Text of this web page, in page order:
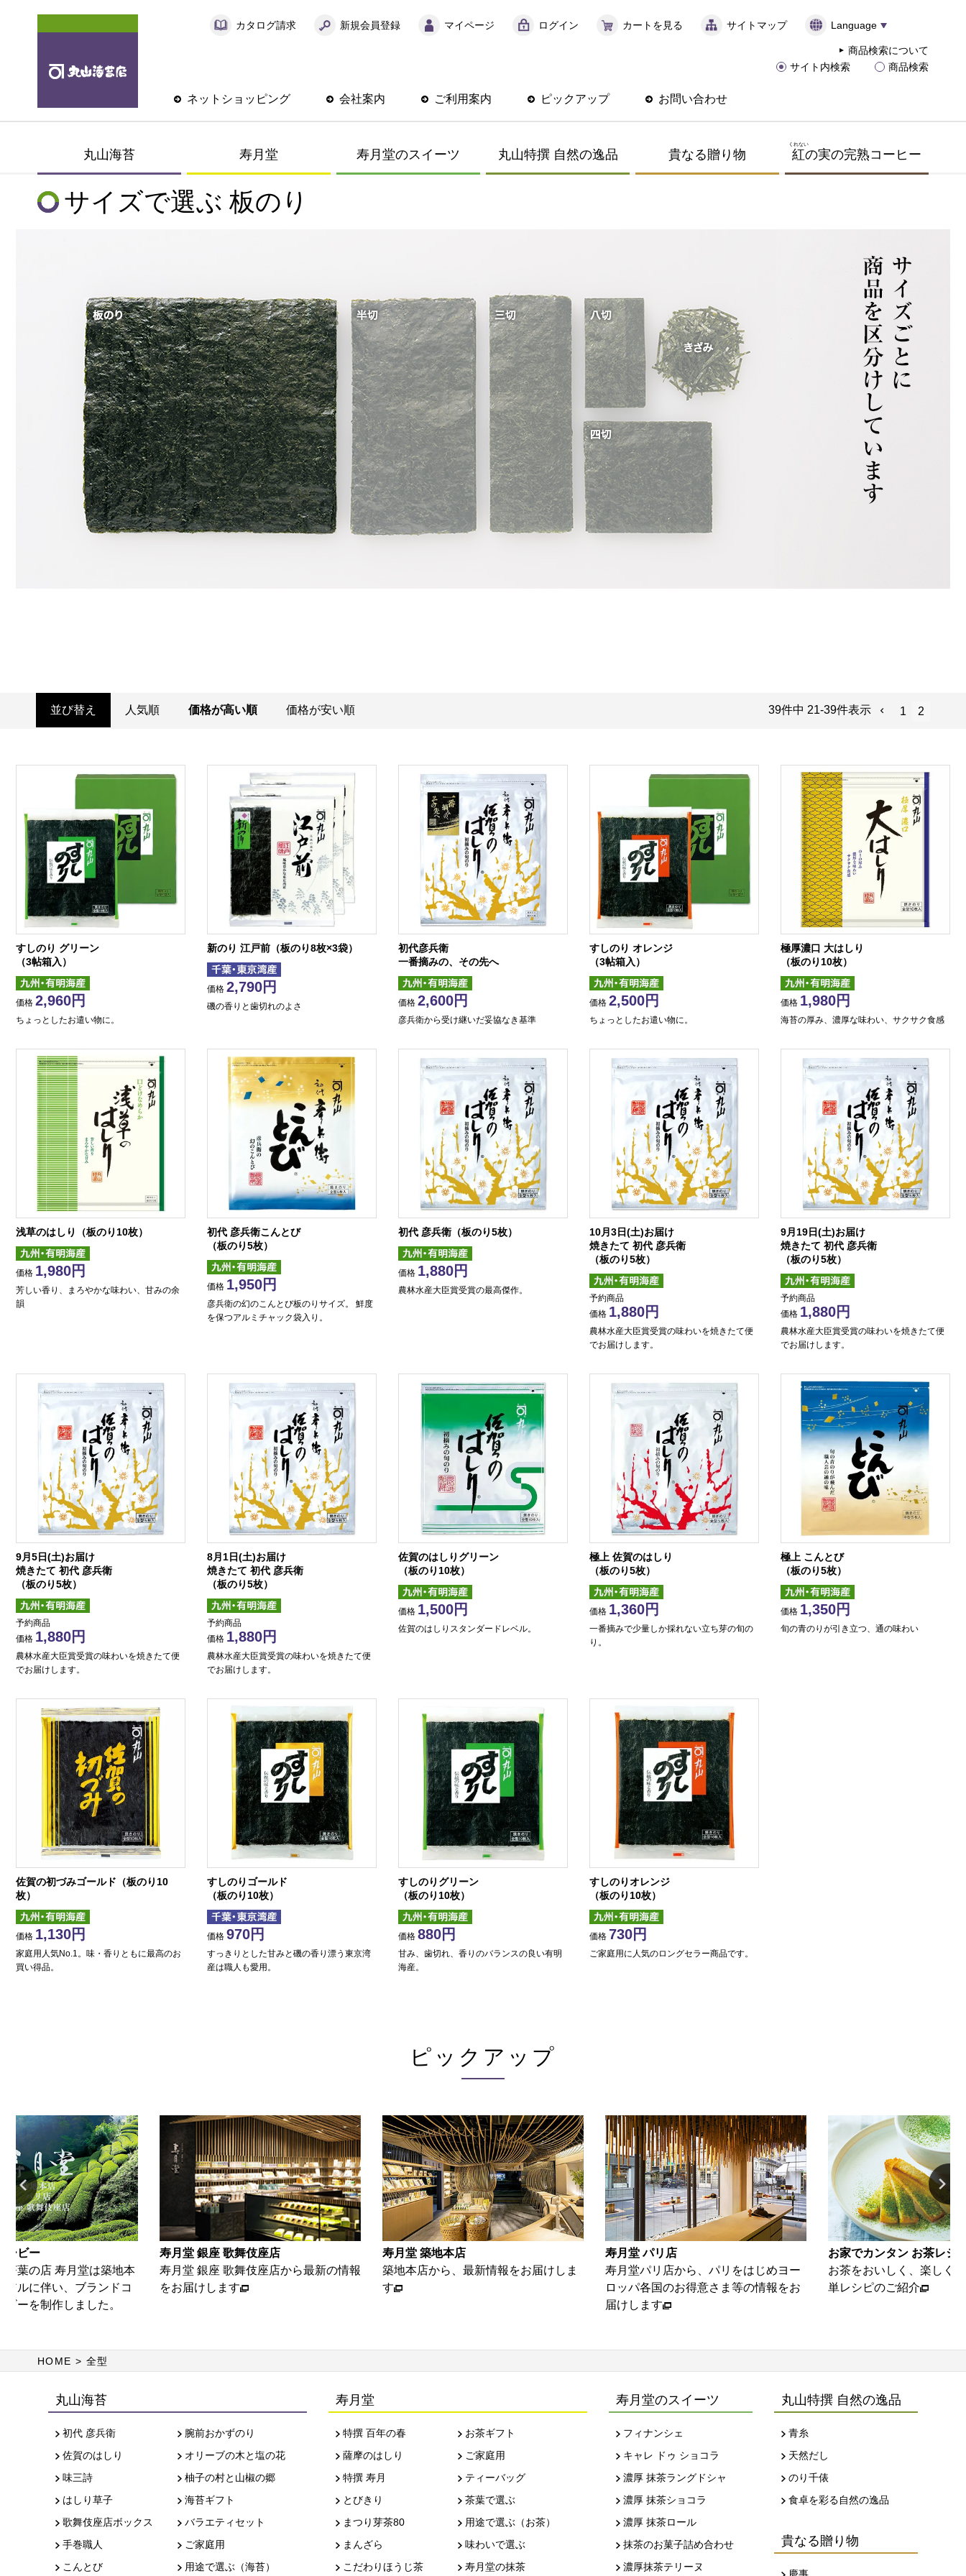
カタログ請求 新規会員登録 マイページ ログイン カートを見る サイトマップ Language
ネットショッピング 会社案内 ご利用案内 ピックアップ お問い合わせ
商品検索について
サイト内検索
商品検索
丸山海苔 寿月堂 寿月堂のスイーツ 丸山特撰 自然の逸品 貴なる贈り物 紅
くれない
の実の完熟コーヒー
サイズで選ぶ 板のり
並び替え 人気順 価格が高い順 価格が安い順 39件中 21-39件表示 1 2
すしのり グリーン
（3帖箱入）
価格 2,960
ちょっとしたお遣い物に。
新のり 江戸前（板のり8枚×3袋）
価格 2,790
磯の香りと歯切れのよさ
初代彦兵衛
一番摘みの、その先へ
価格 2,600
彦兵衛から受け継いだ妥協なき基準
すしのり オレンジ
（3帖箱入）
価格 2,500
ちょっとしたお遣い物に。
極厚濃口 大はしり
（板のり10枚）
価格 1,980
海苔の厚み、濃厚な味わい、サクサク食感
浅草のはしり（板のり10枚）
価格 1,980
芳しい香り、まろやかな味わい、甘みの余
韻
初代 彦兵衛こんとび
（板のり5枚）
価格 1,950
彦兵衛の幻のこんとび板のりサイズ。 鮮度
を保つアルミチャック袋入り。
初代 彦兵衛（板のり5枚）
価格 1,880
農林水産大臣賞受賞の最高傑作。
10月3日(土)お届け
焼きたて 初代 彦兵衛
（板のり5枚）
予約商品
価格 1,880
農林水産大臣賞受賞の味わいを焼きたて便
でお届けします。
9月19日(土)お届け
焼きたて 初代 彦兵衛
（板のり5枚）
予約商品
価格 1,880
農林水産大臣賞受賞の味わいを焼きたて便
でお届けします。
9月5日(土)お届け
焼きたて 初代 彦兵衛
（板のり5枚）
予約商品
価格 1,880
農林水産大臣賞受賞の味わいを焼きたて便
でお届けします。
8月1日(土)お届け
焼きたて 初代 彦兵衛
（板のり5枚）
予約商品
価格 1,880
農林水産大臣賞受賞の味わいを焼きたて便
でお届けします。
佐賀のはしりグリーン
（板のり10枚）
価格 1,500
佐賀のはしりスタンダードレベル。
極上 佐賀のはしり
（板のり5枚）
価格 1,360
一番摘みで少量しか採れない立ち芽の旬の
り。
極上 こんとび
（板のり5枚）
価格 1,350
旬の青のりが引き立つ、通の味わい
佐賀の初づみゴールド（板のり10
枚）
価格 1,130
家庭用人気No.1。味・香りともに最高のお
買い得品。
すしのりゴールド
（板のり10枚）
価格 970
すっきりとした甘みと磯の香り漂う東京湾
産は職人も愛用。
すしのりグリーン
（板のり10枚）
価格 880
甘み、歯切れ、香りのバランスの良い有明
海産。
すしのりオレンジ
（板のり10枚）
価格 730
ご家庭用に人気のロングセラー商品です。
ピックアップ
ービー
茶葉の店 寿月堂は築地本
アルに伴い、ブランドコ
ビーを制作しました。
寿月堂 銀座 歌舞伎座店
寿月堂 銀座 歌舞伎座店から最新の情報
をお届けします
寿月堂 築地本店
築地本店から、最新情報をお届けしま
す
寿月堂 パリ店
寿月堂パリ店から、パリをはじめヨー
ロッパ各国のお得意さま等の情報をお
届けします
お家でカンタン お茶レシ
お茶をおいしく、楽しく
単レシピのご紹介
HOME 全型
丸山海苔
初代 彦兵衛
佐賀のはしり
味三詩
はしり草子
歌舞伎座店ボックス
手巻職人
こんとび
腕前おかずのり
オリーブの木と塩の花
柚子の村と山椒の郷
海苔ギフト
バラエティセット
ご家庭用
用途で選ぶ（海苔）
寿月堂
特撰 百年の春
薩摩のはしり
特撰 寿月
とびきり
まつり芽茶80
まんざら
こだわりほうじ茶
お茶ギフト
ご家庭用
ティーバッグ
茶葉で選ぶ
用途で選ぶ（お茶）
味わいで選ぶ
寿月堂の抹茶
寿月堂のスイーツ
フィナンシェ
キャレ ドゥ ショコラ
濃厚 抹茶ラングドシャ
濃厚 抹茶ショコラ
濃厚 抹茶ロール
抹茶のお菓子詰め合わせ
濃厚抹茶テリーヌ
丸山特撰 自然の逸品
青糸
天然だし
のり千俵
食卓を彩る自然の逸品
貴なる贈り物